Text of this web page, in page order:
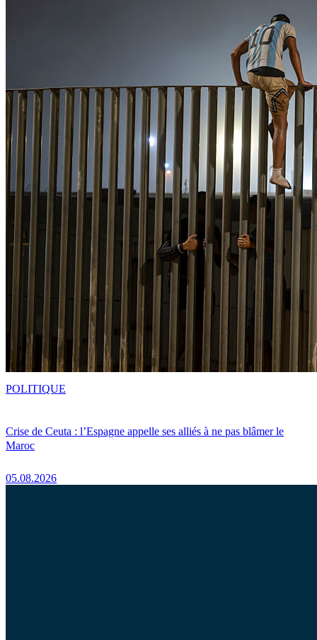
Crise de Ceuta : l’Espagne appelle ses alliés à ne pas blâmer le
Maroc
05.08.2026
POLITIQUE